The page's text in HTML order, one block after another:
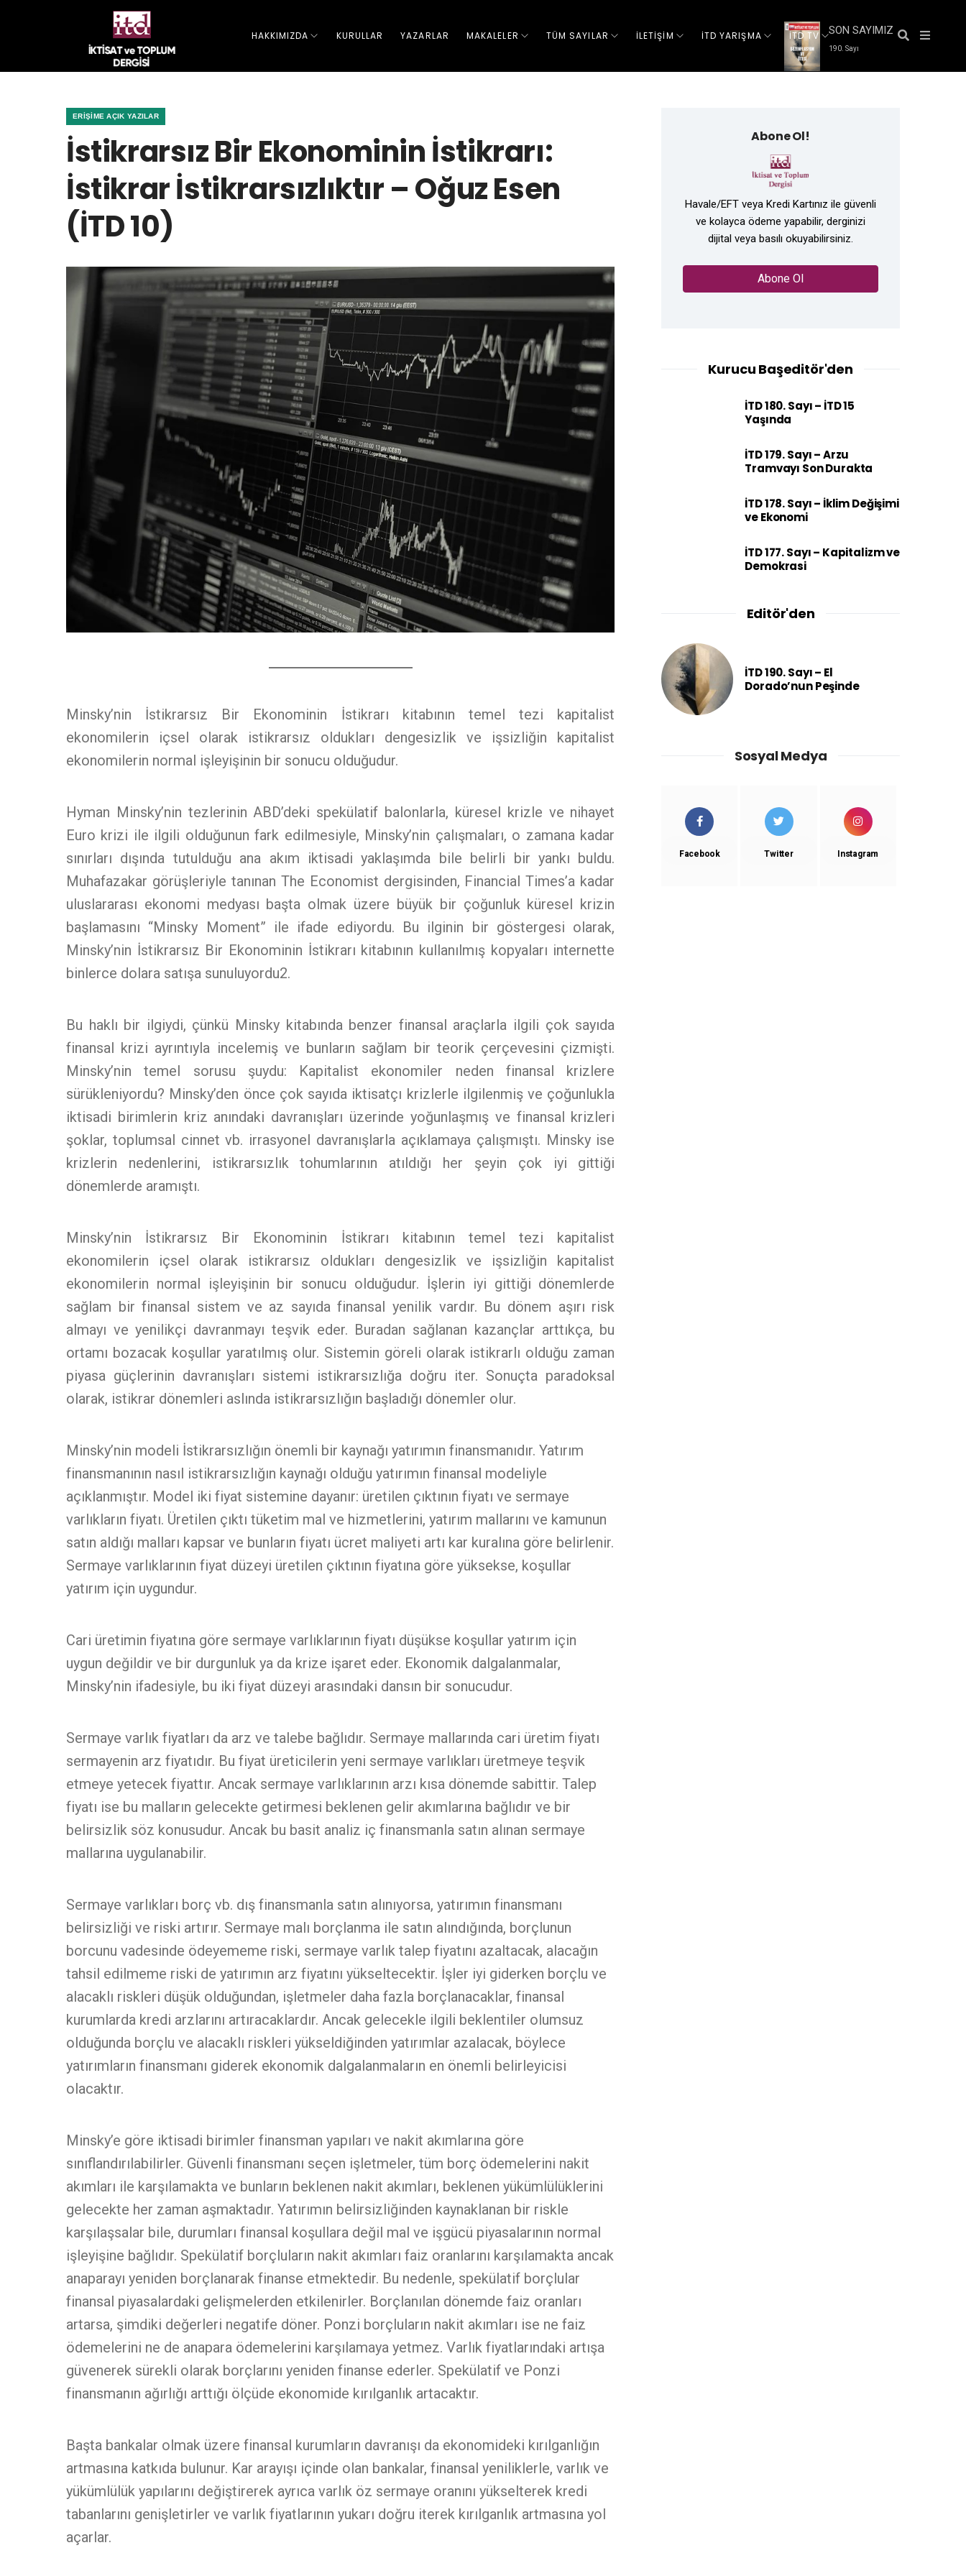
HAKKIMIZDA KURULLAR YAZARLAR MAKALELER TÜM SAYILAR İLETİŞİM İTD YARIŞMA İTD TV SON SAYIMIZ
190. Sayı
ERIŞIME AÇIK YAZILAR
İstikrarsız Bir Ekonominin İstikrarı:
İstikrar İstikrarsızlıktır – Oğuz Esen
(İTD 10)
Minsky’nin İstikrarsız Bir Ekonominin İstikrarı kitabının temel tezi kapitalist
ekonomilerin içsel olarak istikrarsız oldukları dengesizlik ve işsizliğin kapitalist
ekonomilerin normal işleyişinin bir sonucu olduğudur.
Hyman Minsky’nin tezlerinin ABD’deki spekülatif balonlarla, küresel krizle ve nihayet
Euro krizi ile ilgili olduğunun fark edilmesiyle, Minsky’nin çalışmaları, o zamana kadar
sınırları dışında tutulduğu ana akım iktisadi yaklaşımda bile belirli bir yankı buldu.
Muhafazakar görüşleriyle tanınan The Economist dergisinden, Financial Times’a kadar
uluslararası ekonomi medyası başta olmak üzere büyük bir çoğunluk küresel krizin
başlamasını “Minsky Moment” ile ifade ediyordu. Bu ilginin bir göstergesi olarak,
Minsky’nin İstikrarsız Bir Ekonominin İstikrarı kitabının kullanılmış kopyaları internette
binlerce dolara satışa sunuluyordu2.
Bu haklı bir ilgiydi, çünkü Minsky kitabında benzer finansal araçlarla ilgili çok sayıda
finansal krizi ayrıntıyla incelemiş ve bunların sağlam bir teorik çerçevesini çizmişti.
Minsky’nin temel sorusu şuydu: Kapitalist ekonomiler neden finansal krizlere
sürükleniyordu? Minsky’den önce çok sayıda iktisatçı krizlerle ilgilenmiş ve çoğunlukla
iktisadi birimlerin kriz anındaki davranışları üzerinde yoğunlaşmış ve finansal krizleri
şoklar, toplumsal cinnet vb. irrasyonel davranışlarla açıklamaya çalışmıştı. Minsky ise
krizlerin nedenlerini, istikrarsızlık tohumlarının atıldığı her şeyin çok iyi gittiği
dönemlerde aramıştı.
Minsky’nin İstikrarsız Bir Ekonominin İstikrarı kitabının temel tezi kapitalist
ekonomilerin içsel olarak istikrarsız oldukları dengesizlik ve işsizliğin kapitalist
ekonomilerin normal işleyişinin bir sonucu olduğudur. İşlerin iyi gittiği dönemlerde
sağlam bir finansal sistem ve az sayıda finansal yenilik vardır. Bu dönem aşırı risk
almayı ve yenilikçi davranmayı teşvik eder. Buradan sağlanan kazançlar arttıkça, bu
ortamı bozacak koşullar yaratılmış olur. Sistemin göreli olarak istikrarlı olduğu zaman
piyasa güçlerinin davranışları sistemi istikrarsızlığa doğru iter. Sonuçta paradoksal
olarak, istikrar dönemleri aslında istikrarsızlığın başladığı dönemler olur.
Minsky’nin modeli İstikrarsızlığın önemli bir kaynağı yatırımın finansmanıdır. Yatırım
finansmanının nasıl istikrarsızlığın kaynağı olduğu yatırımın finansal modeliyle
açıklanmıştır. Model iki fiyat sistemine dayanır: üretilen çıktının fiyatı ve sermaye
varlıkların fiyatı. Üretilen çıktı tüketim mal ve hizmetlerini, yatırım mallarını ve kamunun
satın aldığı malları kapsar ve bunların fiyatı ücret maliyeti artı kar kuralına göre belirlenir.
Sermaye varlıklarının fiyat düzeyi üretilen çıktının fiyatına göre yüksekse, koşullar
yatırım için uygundur.
Cari üretimin fiyatına göre sermaye varlıklarının fiyatı düşükse koşullar yatırım için
uygun değildir ve bir durgunluk ya da krize işaret eder. Ekonomik dalgalanmalar,
Minsky’nin ifadesiyle, bu iki fiyat düzeyi arasındaki dansın bir sonucudur.
Sermaye varlık fiyatları da arz ve talebe bağlıdır. Sermaye mallarında cari üretim fiyatı
sermayenin arz fiyatıdır. Bu fiyat üreticilerin yeni sermaye varlıkları üretmeye teşvik
etmeye yetecek fiyattır. Ancak sermaye varlıklarının arzı kısa dönemde sabittir. Talep
fiyatı ise bu malların gelecekte getirmesi beklenen gelir akımlarına bağlıdır ve bir
belirsizlik söz konusudur. Ancak bu basit analiz iç finansmanla satın alınan sermaye
mallarına uygulanabilir.
Sermaye varlıkları borç vb. dış finansmanla satın alınıyorsa, yatırımın finansmanı
belirsizliği ve riski artırır. Sermaye malı borçlanma ile satın alındığında, borçlunun
borcunu vadesinde ödeyememe riski, sermaye varlık talep fiyatını azaltacak, alacağın
tahsil edilmeme riski de yatırımın arz fiyatını yükseltecektir. İşler iyi giderken borçlu ve
alacaklı riskleri düşük olduğundan, işletmeler daha fazla borçlanacaklar, finansal
kurumlarda kredi arzlarını artıracaklardır. Ancak gelecekle ilgili beklentiler olumsuz
olduğunda borçlu ve alacaklı riskleri yükseldiğinden yatırımlar azalacak, böylece
yatırımların finansmanı giderek ekonomik dalgalanmaların en önemli belirleyicisi
olacaktır.
Minsky’e göre iktisadi birimler finansman yapıları ve nakit akımlarına göre
sınıflandırılabilirler. Güvenli finansmanı seçen işletmeler, tüm borç ödemelerini nakit
akımları ile karşılamakta ve bunların beklenen nakit akımları, beklenen yükümlülüklerini
gelecekte her zaman aşmaktadır. Yatırımın belirsizliğinden kaynaklanan bir riskle
karşılaşsalar bile, durumları finansal koşullara değil mal ve işgücü piyasalarının normal
işleyişine bağlıdır. Spekülatif borçluların nakit akımları faiz oranlarını karşılamakta ancak
anaparayı yeniden borçlanarak finanse etmektedir. Bu nedenle, spekülatif borçlular
finansal piyasalardaki gelişmelerden etkilenirler. Borçlanılan dönemde faiz oranları
artarsa, şimdiki değerleri negatife döner. Ponzi borçluların nakit akımları ise ne faiz
ödemelerini ne de anapara ödemelerini karşılamaya yetmez. Varlık fiyatlarındaki artışa
güvenerek sürekli olarak borçlarını yeniden finanse ederler. Spekülatif ve Ponzi
finansmanın ağırlığı arttığı ölçüde ekonomide kırılganlık artacaktır.
Başta bankalar olmak üzere finansal kurumların davranışı da ekonomideki kırılganlığın
artmasına katkıda bulunur. Kar arayışı içinde olan bankalar, finansal yeniliklerle, varlık ve
yükümlülük yapılarını değiştirerek ayrıca varlık öz sermaye oranını yükselterek kredi
tabanlarını genişletirler ve varlık fiyatlarının yukarı doğru iterek kırılganlık artmasına yol
açarlar.
Abone Ol!
Havale/EFT veya Kredi Kartınız ile güvenli
ve kolayca ödeme yapabilir, derginizi
dijital veya basılı okuyabilirsiniz.
Abone Ol
Kurucu Başeditör'den
İTD 180. Sayı – İTD 15
Yaşında
İTD 179. Sayı – Arzu
Tramvayı Son Durakta
İTD 178. Sayı – İklim Değişimi
ve Ekonomi
İTD 177. Sayı – Kapitalizm ve
Demokrasi
Editör'den
İTD 190. Sayı – El
Dorado’nun Peşinde
Sosyal Medya
Facebook Twitter Instagram